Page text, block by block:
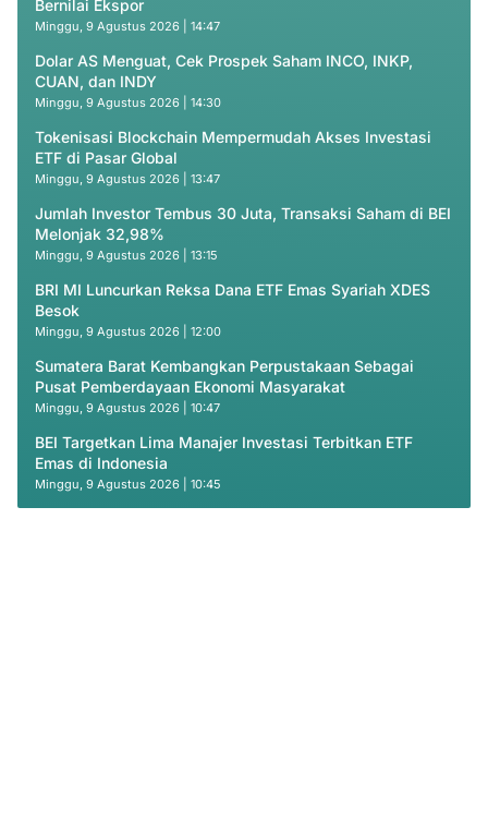
Bernilai Ekspor
Minggu, 9 Agustus 2026 | 14:47
Dolar AS Menguat, Cek Prospek Saham INCO, INKP,
CUAN, dan INDY
Minggu, 9 Agustus 2026 | 14:30
Tokenisasi Blockchain Mempermudah Akses Investasi
ETF di Pasar Global
Minggu, 9 Agustus 2026 | 13:47
Jumlah Investor Tembus 30 Juta, Transaksi Saham di BEI
Melonjak 32,98%
Minggu, 9 Agustus 2026 | 13:15
BRI MI Luncurkan Reksa Dana ETF Emas Syariah XDES
Besok
Minggu, 9 Agustus 2026 | 12:00
Sumatera Barat Kembangkan Perpustakaan Sebagai
Pusat Pemberdayaan Ekonomi Masyarakat
Minggu, 9 Agustus 2026 | 10:47
BEI Targetkan Lima Manajer Investasi Terbitkan ETF
Emas di Indonesia
Minggu, 9 Agustus 2026 | 10:45